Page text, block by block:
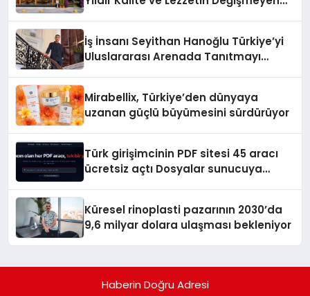
İş İnsanı Seyithan Hanoğlu Türkiye’yi
Uluslararası Arenada Tanıtmayı
Mirabellix, Türkiye’den dünyaya
uzanan güçlü büyümesini sürdürüyor
Türk girişimcinin PDF sitesi 45 aracı
ücretsiz açtı Dosyalar sunucuya
Küresel rinoplasti pazarının 2030’da
9,6 milyar dolara ulaşması bekleniyor
Haberin Doğru Adresi